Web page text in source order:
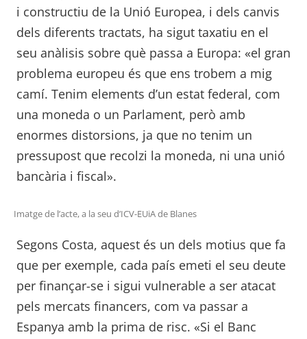
i constructiu de la Unió Europea, i dels canvis
dels diferents tractats, ha sigut taxatiu en el
seu anàlisis sobre què passa a Europa: «el gran
problema europeu és que ens trobem a mig
camí. Tenim elements d’un estat federal, com
una moneda o un Parlament, però amb
enormes distorsions, ja que no tenim un
pressupost que recolzi la moneda, ni una unió
bancària i fiscal».
Imatge de l’acte, a la seu d’ICV-EUiA de Blanes
Segons Costa, aquest és un dels motius que fa
que per exemple, cada país emeti el seu deute
per finançar-se i sigui vulnerable a ser atacat
pels mercats financers, com va passar a
Espanya amb la prima de risc. «Si el Banc